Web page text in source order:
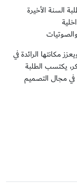
السنة الأخيرة
مكانتها الرائدة في
يكتسب الطلبة
في مجال التصميم